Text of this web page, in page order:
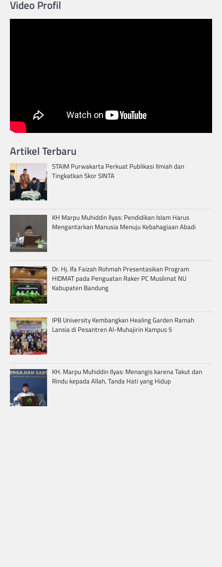
Video Profil
Artikel Terbaru
STAIM Purwakarta Perkuat Publikasi Ilmiah dan
Tingkatkan Skor SINTA
KH Marpu Muhiddin Ilyas: Pendidikan Islam Harus
Mengantarkan Manusia Menuju Kebahagiaan Abadi
Dr. Hj. Ifa Faizah Rohmah Presentasikan Program
HIDMAT pada Penguatan Raker PC Muslimat NU
Kabupaten Bandung
IPB University Kembangkan Healing Garden Ramah
Lansia di Pesantren Al-Muhajirin Kampus 5
KH. Marpu Muhiddin Ilyas: Menangis karena Takut dan
Rindu kepada Allah, Tanda Hati yang Hidup